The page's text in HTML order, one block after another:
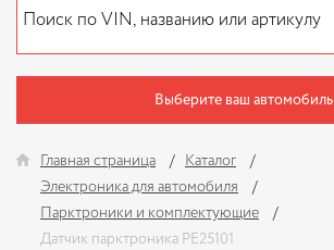
Выберите ваш автомобиль
Главная страница
Каталог
Электроника для автомобиля
Парктроники и комплектующие
Датчик парктроника PE25101